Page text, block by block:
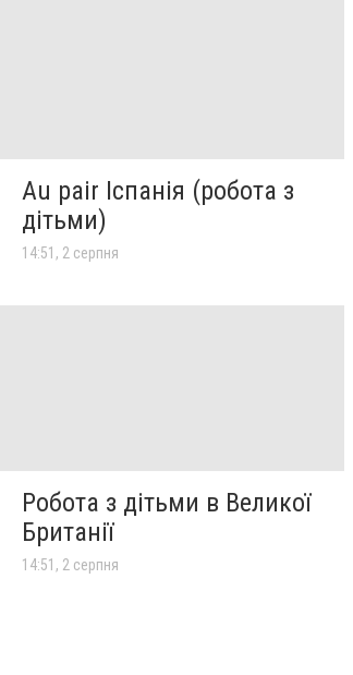
Au pair Іспанія (робота з
дітьми)
14:51, 2 серпня
Робота з дітьми в Великої
Британії
14:51, 2 серпня